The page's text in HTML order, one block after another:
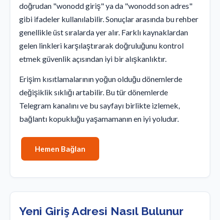
doğrudan "wonodd giriş" ya da "wonodd son adres"
gibi ifadeler kullanılabilir. Sonuçlar arasında bu rehber
genellikle üst sıralarda yer alır. Farklı kaynaklardan
gelen linkleri karşılaştırarak doğruluğunu kontrol
etmek güvenlik açısından iyi bir alışkanlıktır.
Erişim kısıtlamalarının yoğun olduğu dönemlerde
değişiklik sıklığı artabilir. Bu tür dönemlerde
Telegram kanalını ve bu sayfayı birlikte izlemek,
bağlantı kopukluğu yaşamamanın en iyi yoludur.
Hemen Bağlan
Yeni Giriş Adresi Nasıl Bulunur